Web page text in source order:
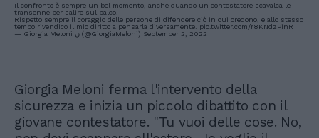
Il confronto è sempre un bel momento, anche quando un contestatore scavalca le
transenne per salire sul palco.
Rispetto sempre il coraggio delle persone di difendere ciò in cui credono, e allo stesso
tempo rivendico il mio diritto a pensarla diversamente. pic.twitter.com/r8KNdzPinR
— Giorgia Meloni ن (@GiorgiaMeloni) September 2, 2022
Giorgia Meloni ferma l'intervento della
sicurezza e inizia un piccolo dibattito con il
giovane contestatore. "Tu vuoi delle cose. No,